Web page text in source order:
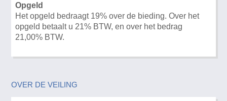
Opgeld
Het opgeld bedraagt 19% over de bieding. Over het
opgeld betaalt u 21% BTW, en over het bedrag
21,00% BTW.
OVER DE VEILING